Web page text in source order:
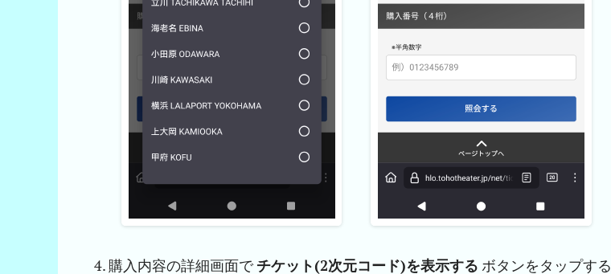
購入内容の詳細画面でチケット(2次元コード)を表示する ボタンをタップする